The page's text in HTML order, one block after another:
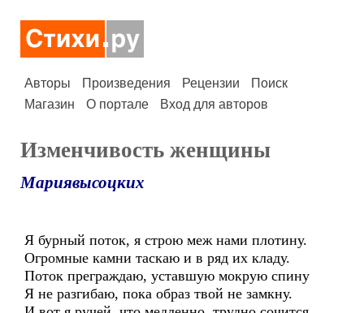
Авторы Произведения Рецензии
Поиск
Магазин
О портале Вход для авторов
Изменчивость женщины
Мариявысоцких
Я бурный поток, я строю меж нами плотину.
Огромные камни таскаю и в ряд их кладу.
Поток преграждаю, уставшую мокрую спину
Я не разгибаю, пока образ твой не замкну.